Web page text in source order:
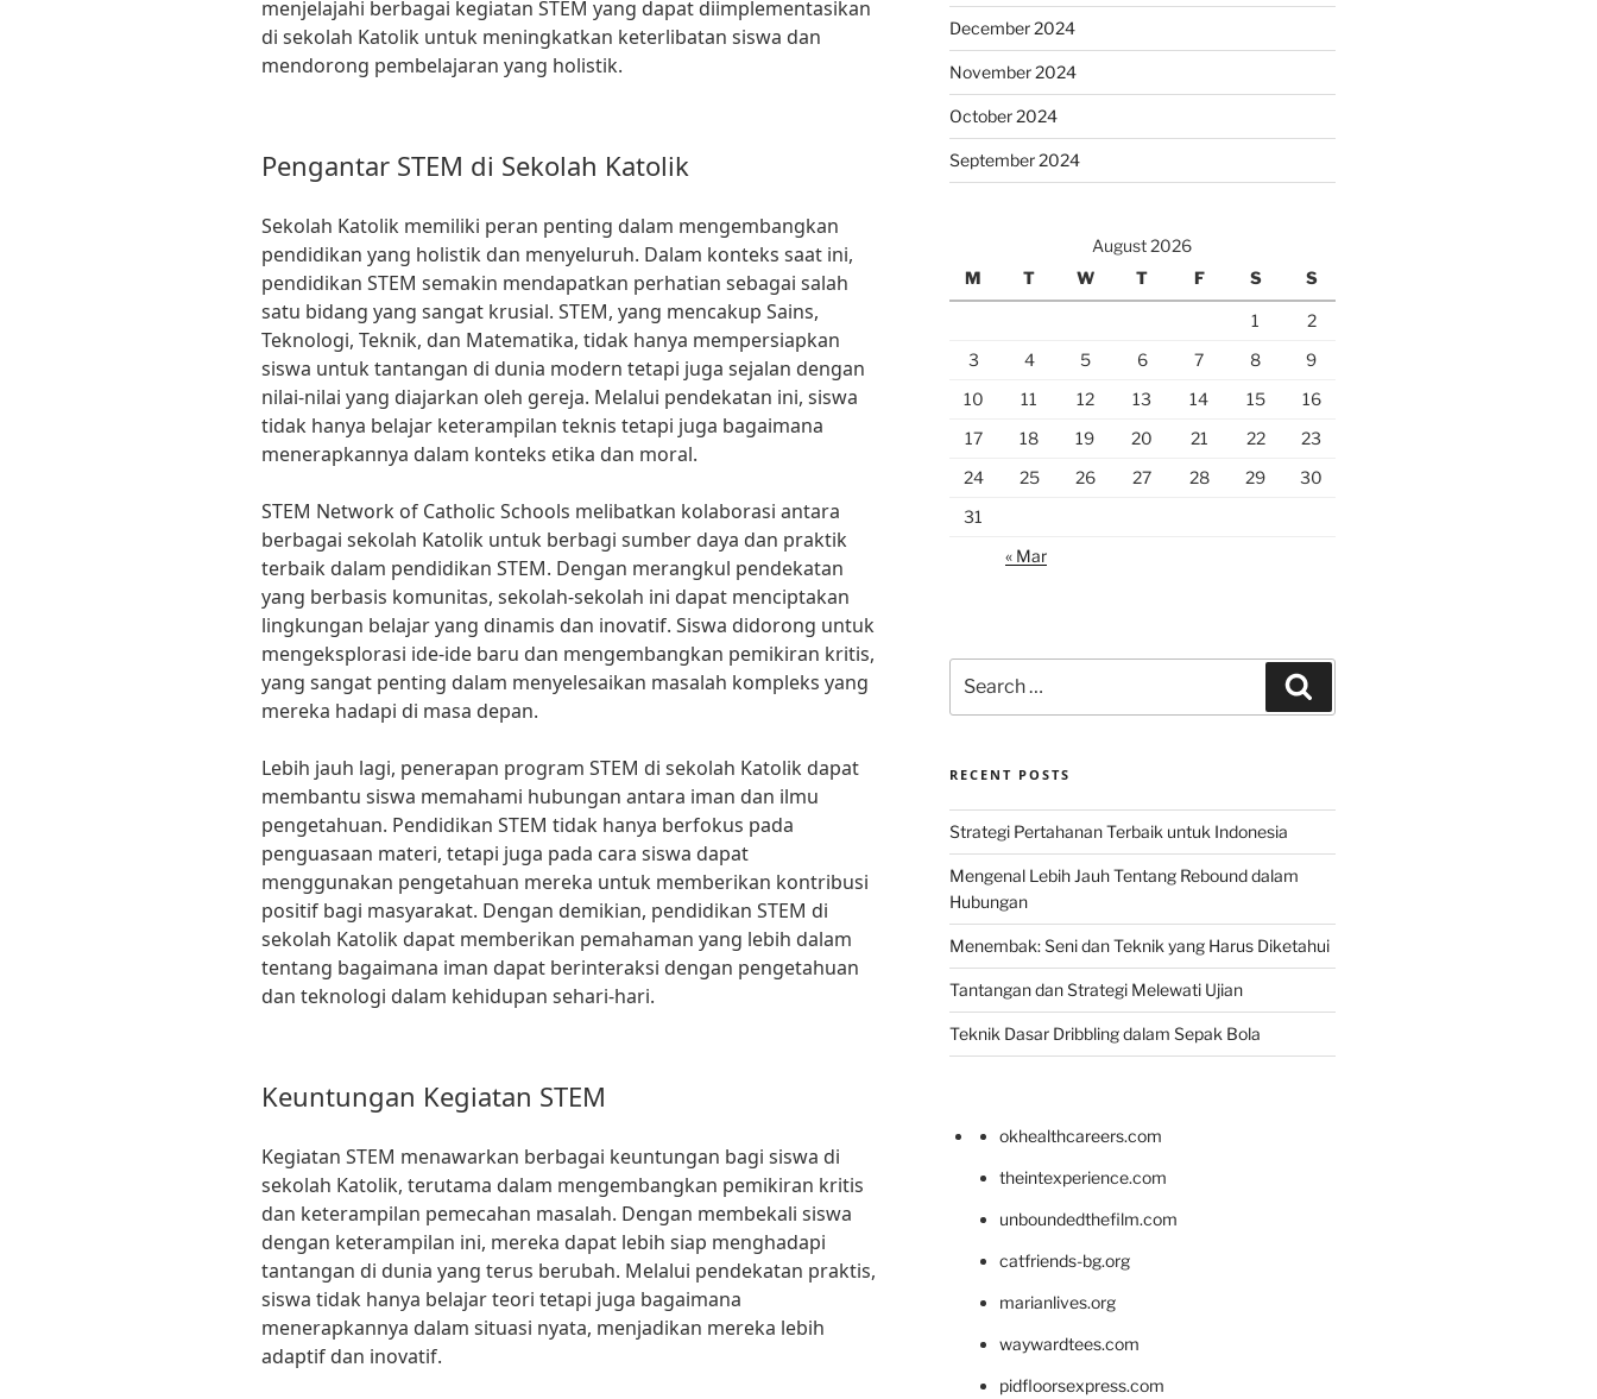
menjelajahi berbagai kegiatan STEM yang dapat diimplementasikan
di sekolah Katolik untuk meningkatkan keterlibatan siswa dan
mendorong pembelajaran yang holistik.
Pengantar STEM di Sekolah Katolik
Sekolah Katolik memiliki peran penting dalam mengembangkan
pendidikan yang holistik dan menyeluruh. Dalam konteks saat ini,
pendidikan STEM semakin mendapatkan perhatian sebagai salah
satu bidang yang sangat krusial. STEM, yang mencakup Sains,
Teknologi, Teknik, dan Matematika, tidak hanya mempersiapkan
siswa untuk tantangan di dunia modern tetapi juga sejalan dengan
nilai-nilai yang diajarkan oleh gereja. Melalui pendekatan ini, siswa
tidak hanya belajar keterampilan teknis tetapi juga bagaimana
menerapkannya dalam konteks etika dan moral.
STEM Network of Catholic Schools melibatkan kolaborasi antara
berbagai sekolah Katolik untuk berbagi sumber daya dan praktik
terbaik dalam pendidikan STEM. Dengan merangkul pendekatan
yang berbasis komunitas, sekolah-sekolah ini dapat menciptakan
lingkungan belajar yang dinamis dan inovatif. Siswa didorong untuk
mengeksplorasi ide-ide baru dan mengembangkan pemikiran kritis,
yang sangat penting dalam menyelesaikan masalah kompleks yang
mereka hadapi di masa depan.
Lebih jauh lagi, penerapan program STEM di sekolah Katolik dapat
membantu siswa memahami hubungan antara iman dan ilmu
pengetahuan. Pendidikan STEM tidak hanya berfokus pada
penguasaan materi, tetapi juga pada cara siswa dapat
menggunakan pengetahuan mereka untuk memberikan kontribusi
positif bagi masyarakat. Dengan demikian, pendidikan STEM di
sekolah Katolik dapat memberikan pemahaman yang lebih dalam
tentang bagaimana iman dapat berinteraksi dengan pengetahuan
dan teknologi dalam kehidupan sehari-hari.
Keuntungan Kegiatan STEM
Kegiatan STEM menawarkan berbagai keuntungan bagi siswa di
sekolah Katolik, terutama dalam mengembangkan pemikiran kritis
dan keterampilan pemecahan masalah. Dengan membekali siswa
dengan keterampilan ini, mereka dapat lebih siap menghadapi
tantangan di dunia yang terus berubah. Melalui pendekatan praktis,
siswa tidak hanya belajar teori tetapi juga bagaimana
menerapkannya dalam situasi nyata, menjadikan mereka lebih
adaptif dan inovatif.
December 2024
November 2024
October 2024
September 2024
August 2026
M
T W T F S S
1
2
3
4 5 6 7 8
9
10
11 12 13 14 15
16
17
18 19 20 21 22
23
24
25 26 27 28 29
30
31
« Mar
for:
RECENT POSTS
Strategi Pertahanan Terbaik untuk Indonesia
Mengenal Lebih Jauh Tentang Rebound dalam
Hubungan
Menembak: Seni dan Teknik yang Harus Diketahui
Tantangan dan Strategi Melewati Ujian
Teknik Dasar Dribbling dalam Sepak Bola
okhealthcareers.com
theintexperience.com
unboundedthefilm.com
catfriends-bg.org
marianlives.org
waywardtees.com
pidfloorsexpress.com